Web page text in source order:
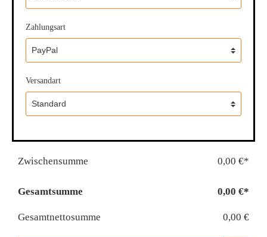
Zahlungsart
Versandart
Zwischensumme 0,00 €*
Gesamtsumme 0,00 €*
Gesamtnettosumme 0,00 €